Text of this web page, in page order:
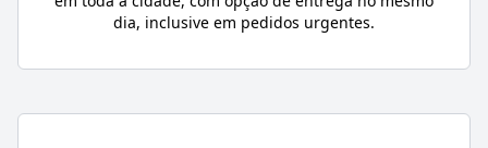
dia, inclusive em pedidos urgentes.